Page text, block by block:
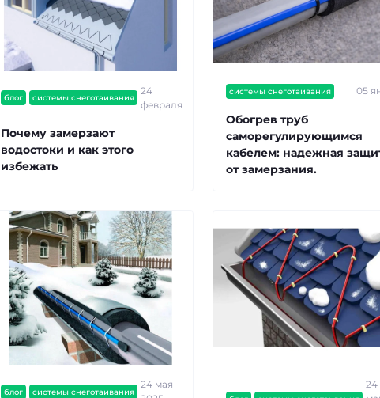
блог системы снеготаивания
24
февраля
Почему замерзают
водостоки и как этого
избежать
системы снеготаивания 05
Обогрев труб
саморегулирующимся
кабелем: надежная
от замерзания.
блог системы снеготаивания
24 мая
24
3
6 800.00 грн